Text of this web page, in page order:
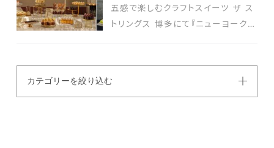
ォーム発表
五感で楽しむクラフトスイーツ ザ ス
トリングス 博多にて『ニューヨークス
カテゴリーを絞り込む